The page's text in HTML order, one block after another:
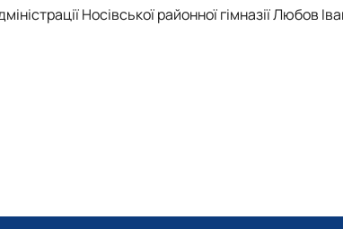
Носівської районної гімназії Любов